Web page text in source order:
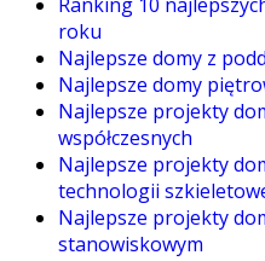
roku
Najlepsze domy z
Najlepsze domy
Najlepsze projekty
współczesnych
Najlepsze projekty
technologii
Najlepsze projekty
stanowiskowym